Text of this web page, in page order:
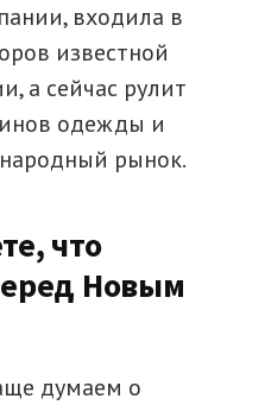
входила в
известной
а сейчас рулит
одежды и
рынок.
что
Новым
думаем о